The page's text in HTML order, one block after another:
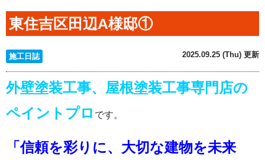
東住吉区田辺A様邸①
施工日誌 2025.09.25 (Thu) 更新
外壁塗装工事、屋根塗装工事専門店の
ペイントプロ です。
「信頼を彩りに、大切な建物を未来